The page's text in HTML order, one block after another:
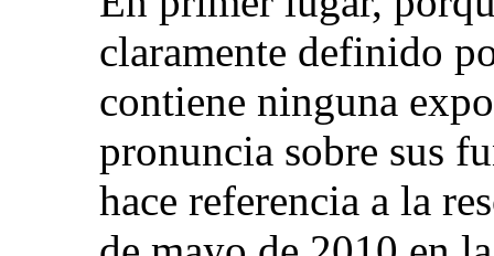
claramente definido
contiene ninguna
pronuncia sobre sus
hace referencia a la